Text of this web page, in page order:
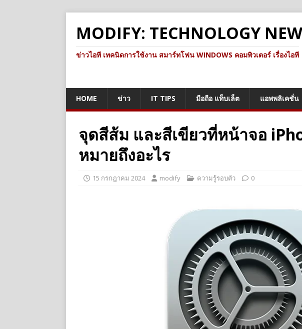
MODIFY: TECHNOLOGY
ข่าวไอที เทคนิดการใช้งาน สมาร์ทโฟน WINDOWS คอมพิวเตอร์ เรื่องไอที
HOME ข่าว IT TIPS มือถือ แท็บเล็ต แอพพลิเคชั่น
จุดสีส้ม และสีเขียวที่หน้าจอ
หมายถึงอะไร
15 กรกฎาคม 2024 modify ความรู้รอบตัว 0